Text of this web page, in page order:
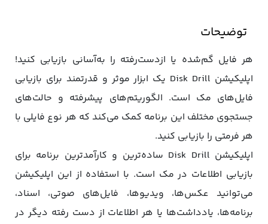
توضیحات
هر فایل گم‌شده یا ازدست‌رفته را به‌آسانی بازیابی کنید!
اپلیکیشن Disk Drill یک ابزار موثر و قدرتمند برای بازیابی
فایل‌های مک است. الگوریتم‌های پیشرفته و حالت‌های
جستجوی مختلف این برنامه کمک می‌کند که هر نوع فایلی با
هر فرمتی را بازیابی کنید.
اپلیکیشن Disk Drill ساده‌ترین و کارآمدترین برنامه برای
بازیابی اطلاعات در مک است. با استفاده از این اپلیکیشن
می‌توانید عکس‌ها، ویدیوها، فایل‌های صوتی، اسناد،
برنامه‌ها، یادداشت‌ها یا هر اطلاعات از دست رفته دیگر در